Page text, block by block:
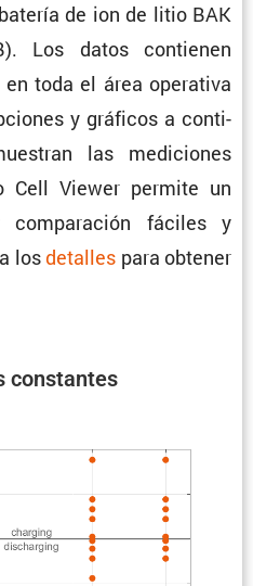
de ion de litio BAK
Los datos contienen
toda el área opera­tiva
y gráficos a conti­
las mediciones
Cell Viewer permite un
compa­ra­ción fáciles y
losdetalles para obtener
constantes